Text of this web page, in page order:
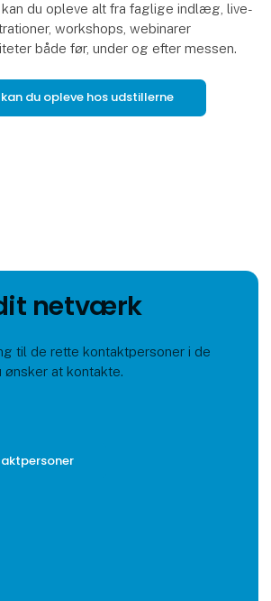
du opleve alt fra faglige indlæg, live-
workshops, webinarer
både før, under og efter messen.
du opleve hos udstillerne
netværk
til de rette kontaktpersoner i de
ønsker at kontakte.